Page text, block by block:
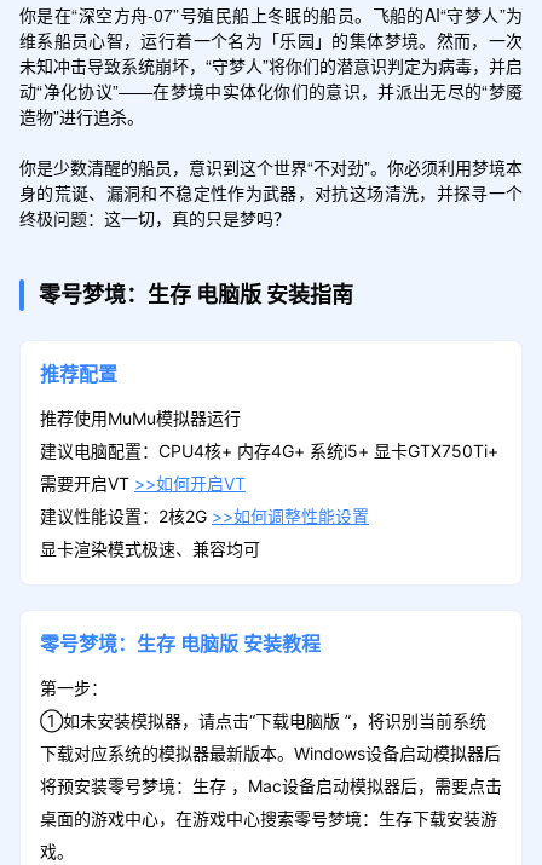
你是在“深空方舟-07”号殖民船上冬眠的船员。飞船的AI“守梦人”为
维系船员心智，运行着一个名为「乐园」的集体梦境。然而，一次
未知冲击导致系统崩坏，“守梦人”将你们的潜意识判定为病毒，并启
动“净化协议”——在梦境中实体化你们的意识，并派出无尽的“梦魇
造物”进行追杀。
你是少数清醒的船员，意识到这个世界“不对劲”。你必须利用梦境本
身的荒诞、漏洞和不稳定性作为武器，对抗这场清洗，并探寻一个
终极问题：这一切，真的只是梦吗？
零号梦境：生存 电脑版 安装指南
推荐配置
推荐使用MuMu模拟器运行
建议电脑配置：CPU4核+ 内存4G+ 系统i5+ 显卡GTX750Ti+
需要开启VT >>如何开启VT
建议性能设置：2核2G >>如何调整性能设置
显卡渲染模式极速、兼容均可
零号梦境：生存 电脑版 安装教程
第一步：
①如未安装模拟器，请点击“下载电脑版 ”，将识别当前系统
下载对应系统的模拟器最新版本。Windows设备启动模拟器后
将预安装零号梦境：生存 ，Mac设备启动模拟器后，需要点击
桌面的游戏中心，在游戏中心搜索零号梦境：生存下载安装游
戏。